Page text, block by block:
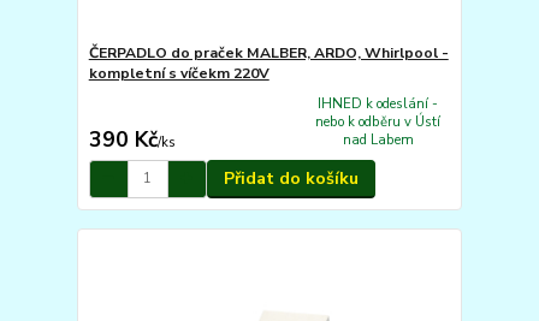
ČERPADLO do praček MALBER, ARDO, Whirlpool -
kompletní s víčekm 220V
390 Kč/ks
IHNED k odeslání -
nebo k odběru v Ústí
nad Labem
Přidat do košíku